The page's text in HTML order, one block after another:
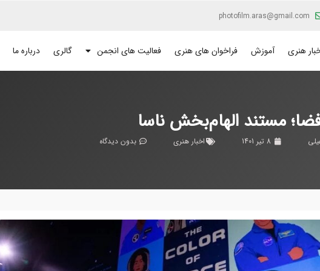
photofilm.aras@gmail.com
هنری آموزش فراخوان های هنری فعالیت های انجمن گالری درباره ما
مستند الهام‌بخش ناسا
8 تیر 1401 اخبار هنری بدون دیدگاه